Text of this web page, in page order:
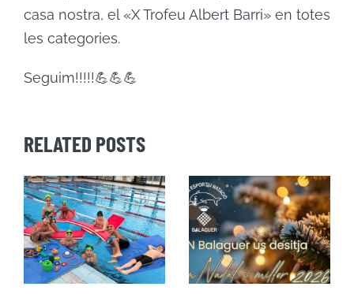
casa nostra, el «X Trofeu Albert Barri» en totes
les categories.
Seguim!!!!!💪💪💪
RELATED POSTS